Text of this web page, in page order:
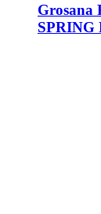
Grosana
SPRING